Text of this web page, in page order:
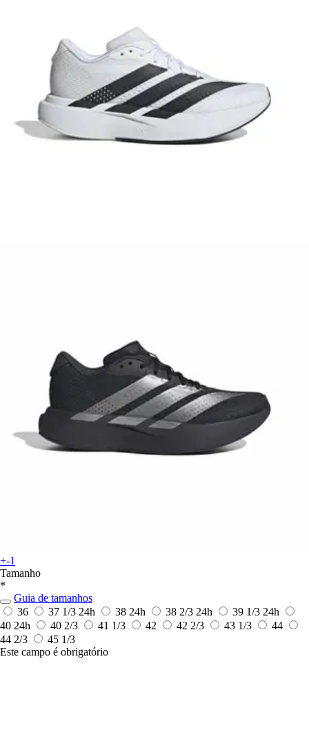
+-1
Tamanho
*
Guia de tamanhos
36
37 1/3 24h 38 24h 38 2/3 24h 39 1/3 24h
40 24h 40 2/3 41 1/3 42 42 2/3 43 1/3
44
44 2/3
45 1/3
Este campo é obrigatório